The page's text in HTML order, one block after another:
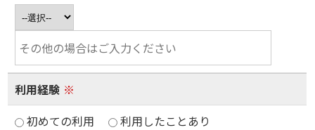
利用経験 ※
初めての利用
利用したことあり